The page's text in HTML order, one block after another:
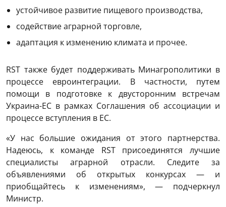
устойчивое развитие пищевого производства,
содействие аграрной торговле,
адаптация к изменению климата и прочее.
RST также будет поддерживать Минагрополитики в
процессе евроинтеграции. В частности, путем
помощи в подготовке к двусторонним встречам
Украина-ЕС в рамках Соглашения об ассоциации и
процессе вступления в ЕС.
«У нас большие ожидания от этого партнерства.
Надеюсь, к команде RST присоединятся лучшие
специалисты аграрной отрасли. Следите за
объявлениями об открытых конкурсах — и
приобщайтесь к изменениям», — подчеркнул
Министр.